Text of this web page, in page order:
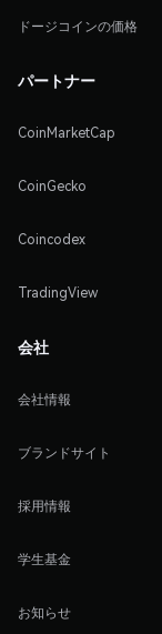
ドージコインの価格
パートナー
CoinMarketCap
CoinGecko
Coincodex
TradingView
会社
会社情報
ブランドサイト
採用情報
学生基金
お知らせ